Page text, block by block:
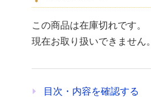
この商品は在庫切れです。
現在お取り扱いできません。
目次・内容を確認する